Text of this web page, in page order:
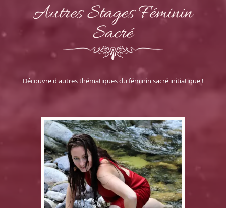
Autres Stages Féminin
Sacré
Découvre d'autres thématiques du féminin sacré initiatique !